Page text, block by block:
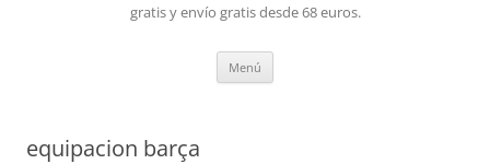
gratis y envío gratis desde 68 euros.
Menú
equipacion barça